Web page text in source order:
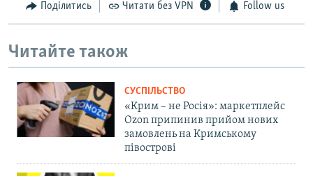
Поділитись Читати без VPN Follow us
Читайте також
СУСПІЛЬСТВО
«Крим – не Росія»: маркетплейс
Ozon припинив прийом нових
замовлень на Кримському
півострові